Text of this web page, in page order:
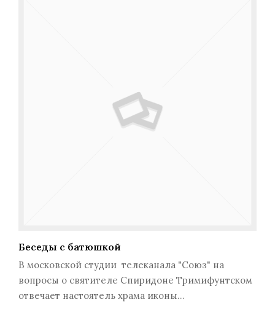
Беседы с батюшкой
В московской студии телеканала "Союз" на
вопросы о святителе Спиридоне Тримифунтском
отвечает настоятель храма иконы…